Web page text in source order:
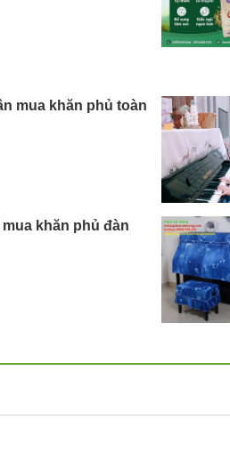
mua khăn phủ toàn
khăn phủ đàn